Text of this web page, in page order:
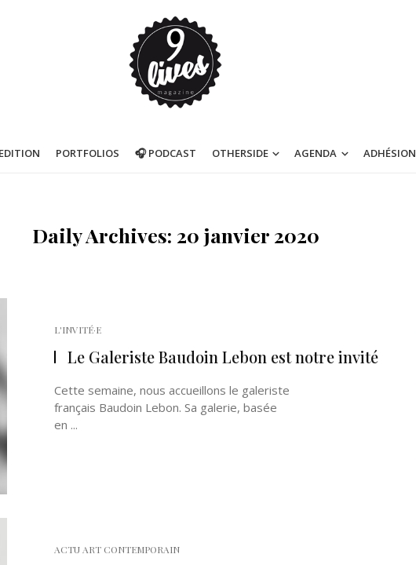
PORTFOLIOS 🎧 PODCAST OTHERSIDE AGENDA ADHÉSION
Daily Archives: 20 janvier 2020
L'INVITÉ·E
Le Galeriste Baudoin Lebon est notre invité
Cette semaine, nous accueillons le galeriste
français Baudoin Lebon. Sa galerie, basée
en ...
ACTU ART CONTEMPORAIN